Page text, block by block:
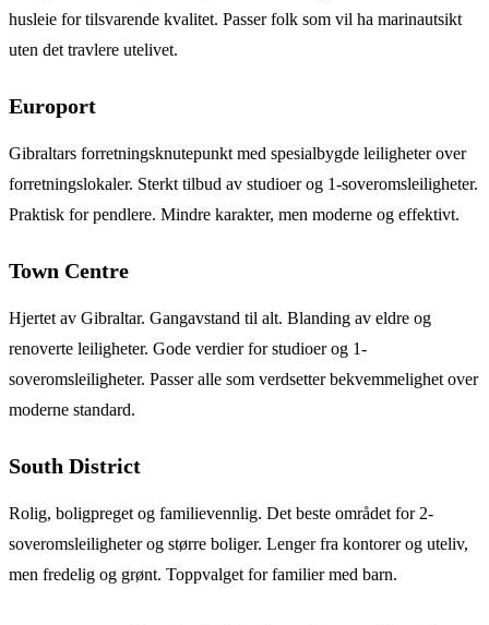
husleie for tilsvarende kvalitet. Passer folk som vil ha marinautsikt
uten det travlere utelivet.
Europort
Gibraltars forretningsknutepunkt med spesialbygde leiligheter over
forretningslokaler. Sterkt tilbud av studioer og 1-soveromsleiligheter.
Praktisk for pendlere. Mindre karakter, men moderne og effektivt.
Town Centre
Hjertet av Gibraltar. Gangavstand til alt. Blanding av eldre og
renoverte leiligheter. Gode verdier for studioer og 1-
soveromsleiligheter. Passer alle som verdsetter bekvemmelighet over
moderne standard.
South District
Rolig, boligpreget og familievennlig. Det beste området for 2-
soveromsleiligheter og større boliger. Lenger fra kontorer og uteliv,
men fredelig og grønt. Toppvalget for familier med barn.